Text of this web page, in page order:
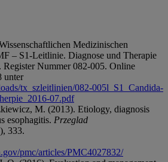
Medizinischen
– S1-Leitlinie. Diagnose und Therapie
Nummer 082-005. Online
unter
tx_szleitlinien/082-005l_S1_Candida-
07.pdf
M. (2013). Etiology, diagnosis
esophagitis. Przeglad
333.
pmc/articles/PMC4027832/